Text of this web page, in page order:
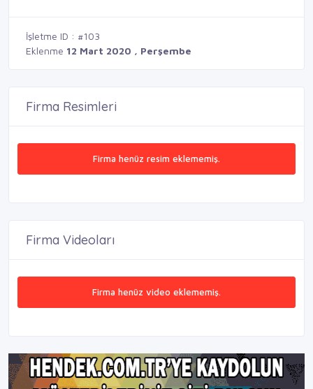
İşletme ID : #103
Eklenme 12 Mart 2020 , Perşembe
Firma Resimleri
Firma henüz resim eklememiş.
Firma Videoları
Firma henüz video eklememiş.